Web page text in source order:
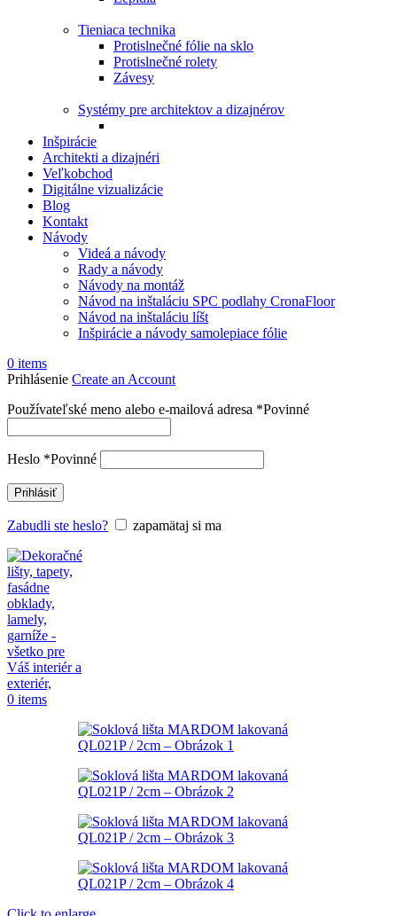
Tieniaca technika
Protislnečné fólie na sklo
Protislnečné rolety
Závesy
Systémy pre architektov a dizajnérov
Inšpirácie
Architekti a dizajnéri
Veľkobchod
Digitálne vizualizácie
Blog
Kontakt
Návody
Videá a návody
Rady a návody
Návody na montáž
Návod na inštaláciu SPC podlahy CronaFloor
Návod na inštaláciu líšt
Inšpirácie a návody samolepiace fólie
0 items
Prihlásenie Create an Account
Používateľské meno alebo e-mailová adresa *Povinné
Heslo *Povinné
Prihlásiť
Zabudli ste heslo? zapamätaj si ma
0 items